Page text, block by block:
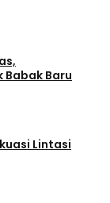
Babak Baru
Lintasi